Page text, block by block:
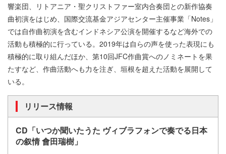
響楽団、リトアニア・聖クリストファー室内合奏団との新作協奏
曲初演をはじめ、国際交流基金アジアセンター主催事業「Notes」
では自作曲初演を含むインドネシア公演を開催するなど海外での
活動も積極的に行っている。2019年は自らの声を使った表現にも
積極的に取り組んだほか、第10回JFC作曲賞へのノミネートを果
たすなど、作曲活動へも力を注ぎ、垣根を超えた活動を展開して
いる。
リリース情報
CD「いつか聞いたうた ヴィブラフォンで奏でる日本
の叙情 會田瑞樹」